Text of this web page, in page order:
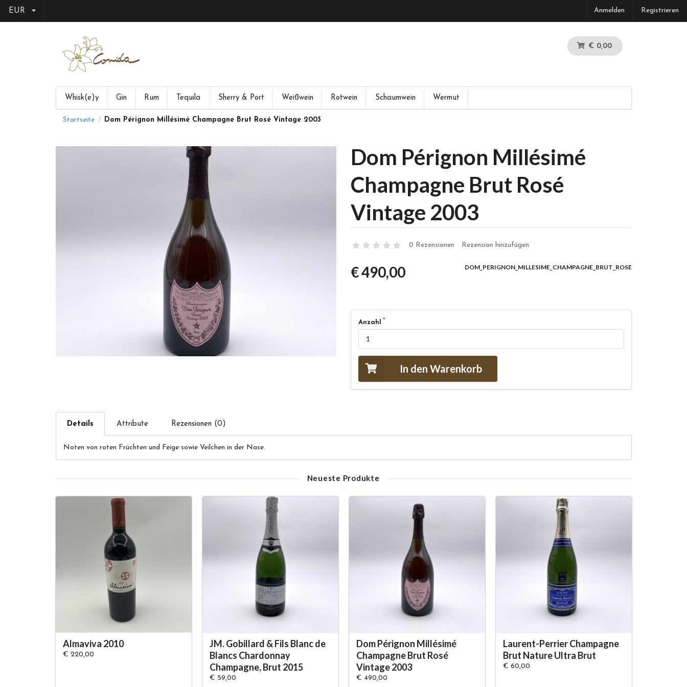
EUR Anmelden Registrieren
€ 0,00
Whisk(e)y Gin Rum Tequila Sherry & Port Weißwein Rotwein Schaumwein Wermut
Startseite / Dom Pérignon Millésimé Champagne Brut Rosé Vintage 2003
Dom Pérignon Millésimé
Champagne Brut Rosé
Vintage 2003
0 Rezensionen Rezension hinzufügen
€ 490,00 DOM_PERIGNON_MILLESIME_CHAMPAGNE_BRUT_ROSE
Anzahl
In den Warenkorb
Details Attribute Rezensionen (0)
Noten von roten Früchten und Feige sowie Veilchen in der Nase.
Neueste Produkte
Almaviva 2010
€ 220,00
JM. Gobillard & Fils Blanc de
Blancs Chardonnay
Champagne, Brut 2015
€ 59,00
Dom Pérignon Millésimé
Champagne Brut Rosé
Vintage 2003
€ 490,00
Laurent-Perrier Champagne
Brut Nature Ultra Brut
€ 60,00